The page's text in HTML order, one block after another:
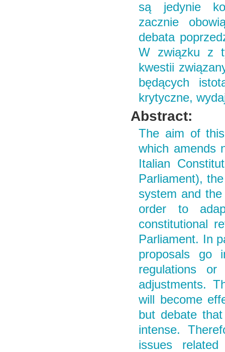
są jedynie
zacznie
debata
W związku z
kwestii
będących
krytyczne,
Abstract:
The aim of
which amends
Italian
Parliament),
system and
order to
constitutional
Parliament. In
proposals go
regulations
adjustments.
will become
but debate
intense.
issues